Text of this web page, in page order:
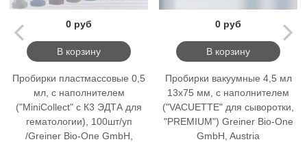
0 руб
В корзину
Пробирки пластмассовые 0,5
мл, с наполнителем
("MiniCollect" с К3 ЭДТА для
гематологии), 100шт/уп
/Greiner Bio-One GmbH,
0 руб
В корзину
Пробирки вакуумные 4,5 мл
13х75 мм, с наполнителем
("VACUETTE" для сыворотки,
"PREMIUM") Greiner Bio-One
GmbH, Austria